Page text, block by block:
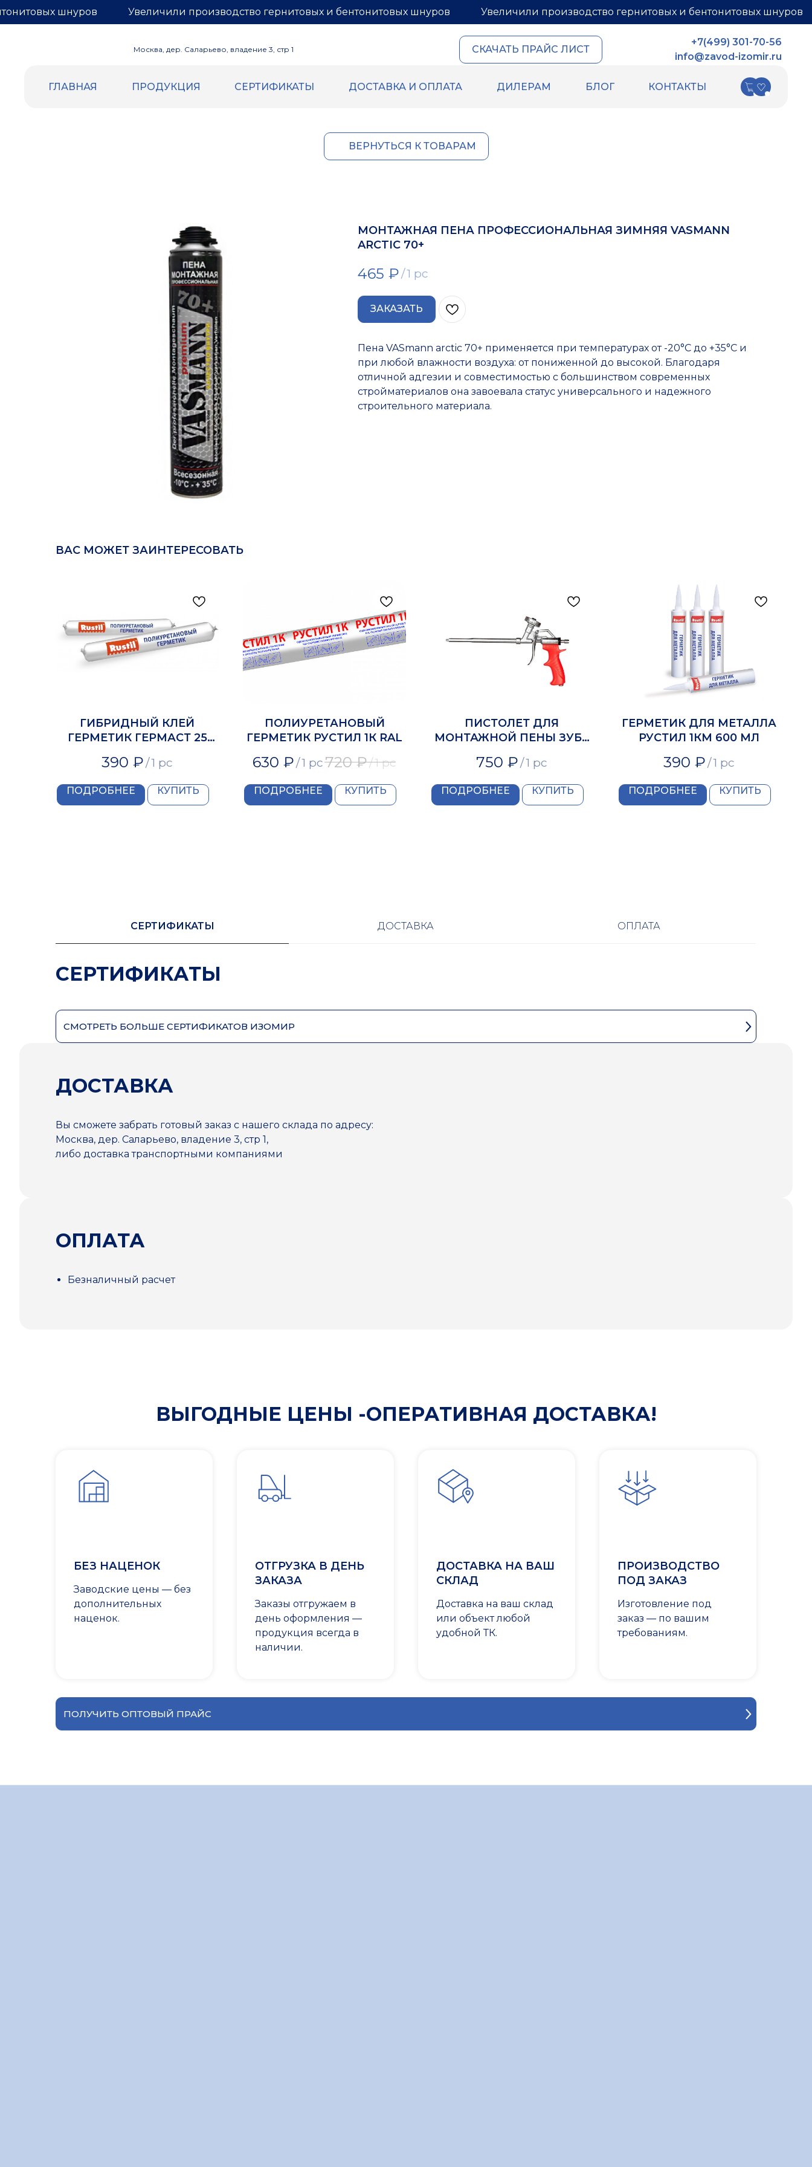
Увеличили производство гернитовых и бентонитовых шнуров
шнуров Увеличили производство гернитовых и бентонитовых шнуров
Москва, дер. Саларьево, владение 3, стр 1 СКАЧАТЬ ПРАЙС ЛИСТ
+7(499) 301-70-56
info@zavod-izomir.ru
ГЛАВНАЯ ПРОДУКЦИЯ СЕРТИФИКАТЫ ДОСТАВКА И ОПЛАТА ДИЛЕРАМ БЛОГ КОНТАКТЫ
ВЕРНУТЬСЯ К ТОВАРАМ
МОНТАЖНАЯ ПЕНА ПРОФЕССИОНАЛЬНАЯ ЗИМНЯЯ VASMANN
ARCTIC 70+
465 ₽/1 pc
ЗАКАЗАТЬ
Пена VASmann arctic 70+ применяется при температурах от -20°С до +35°С и
при любой влажности воздуха: от пониженной до высокой. Благодаря
отличной адгезии и совместимостью с большинством современных
стройматериалов она завоевала статус универсального и надежного
строительного материала.
ВАС МОЖЕТ ЗАИНТЕРЕСОВАТЬ
ГИБРИДНЫЙ КЛЕЙ
ГЕРМЕТИК ГЕРМАСТ 25
390 ₽/1 pc
ПОДРОБНЕЕ КУПИТЬ
ПОЛИУРЕТАНОВЫЙ
ГЕРМЕТИК РУСТИЛ 1К RAL
630 ₽/1 pc720 ₽/1 pc
ПОДРОБНЕЕ КУПИТЬ
ПИСТОЛЕТ ДЛЯ
МОНТАЖНОЙ ПЕНЫ ЗУБР
750 ₽/1 pc
ПОДРОБНЕЕ КУПИТЬ
ГЕРМЕТИК ДЛЯ МЕТАЛЛА
РУСТИЛ 1КМ 600 МЛ
390 ₽/1 pc
ПОДРОБНЕЕ КУПИТЬ
СЕРТИФИКАТЫ ДОСТАВКА ОПЛАТА
СЕРТИФИКАТЫ
СМОТРЕТЬ БОЛЬШЕ СЕРТИФИКАТОВ ИЗОМИР
ДОСТАВКА
Вы сможете забрать готовый заказ с нашего склада по адресу:
Москва, дер. Саларьево, владение 3, стр 1,
либо доставка транспортными компаниями
ОПЛАТА
Безналичный расчет
ВЫГОДНЫЕ ЦЕНЫ -ОПЕРАТИВНАЯ ДОСТАВКА!
БЕЗ НАЦЕНОК
Заводские цены — без
дополнительных
наценок.
ОТГРУЗКА В ДЕНЬ
ЗАКАЗА
Заказы отгружаем в
день оформления —
продукция всегда в
наличии.
ДОСТАВКА НА ВАШ
СКЛАД
Доставка на ваш склад
или объект любой
удобной ТК.
ПРОИЗВОДСТВО
ПОД ЗАКАЗ
Изготовление под
заказ — по вашим
требованиям.
ПОЛУЧИТЬ ОПТОВЫЙ ПРАЙС
Подложка под теплый пол (Лавсан |
Мастика для межпанельных швов
Герметик «тёплый шов» для
деревянного дома
Korall
Уплотнительный шнур HOT ROD XL